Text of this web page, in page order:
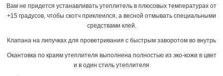
Вам не придется устанавливать утеплитель в плюсовых температурах от
+15 градусов, чтобы скотч приклеился, а весной отмывать специальными
средствами клей.
Клапана на липучках для проветривания с быстрым заворотом во внутрь
Окантовка по краям утеплителя выполнена полностью из эко-кожи в цвет
и в один стиль утеплителя